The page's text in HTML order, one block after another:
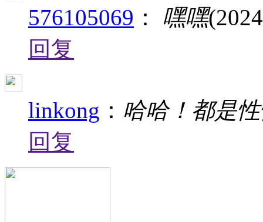
576105069 ： 嘿嘿
回复
linkong ： 哈哈！都是
回复